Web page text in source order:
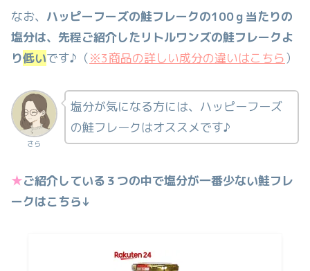
なお、 ハッピーフーズの鮭フレークの100ｇ当たりの
塩分は、先程ご紹介したリトルワンズの鮭フレークよ
り低いです♪（※3商品の詳しい成分の違いはこちら）
さら
塩分が気になる方には、ハッピーフーズ
の鮭フレークはオススメです♪
★ご紹介している３つの中で塩分が一番少ない鮭フレ
ークはこちら↓